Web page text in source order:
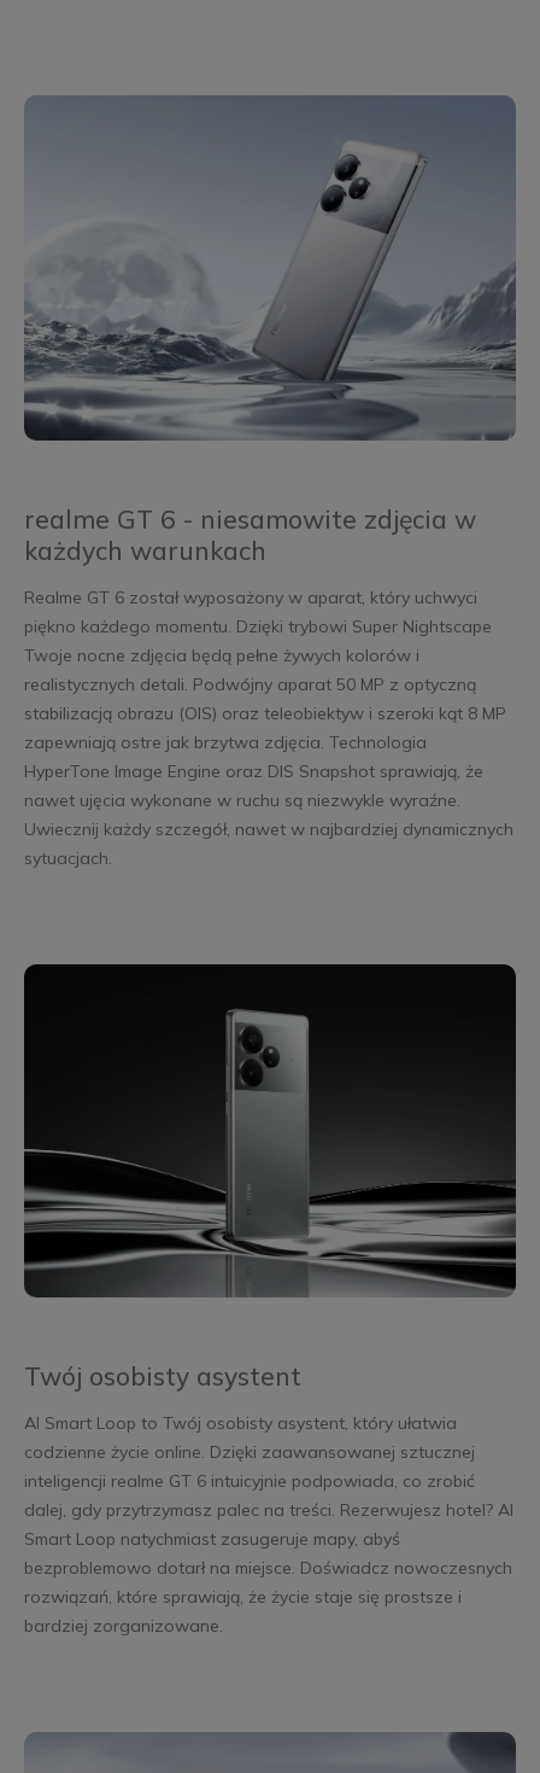
realme GT 6 - niesamowite zdjęcia w
każdych warunkach
Realme GT 6 został wyposażony w aparat, który uchwyci
piękno każdego momentu. Dzięki trybowi Super Nightscape
Twoje nocne zdjęcia będą pełne żywych kolorów i
realistycznych detali. Podwójny aparat 50 MP z optyczną
stabilizacją obrazu (OIS) oraz teleobiektyw i szeroki kąt 8 MP
zapewniają ostre jak brzytwa zdjęcia. Technologia
HyperTone Image Engine oraz DIS Snapshot sprawiają, że
nawet ujęcia wykonane w ruchu są niezwykle wyraźne.
Uwiecznij każdy szczegół, nawet w najbardziej dynamicznych
sytuacjach.
Twój osobisty asystent
AI Smart Loop to Twój osobisty asystent, który ułatwia
codzienne życie online. Dzięki zaawansowanej sztucznej
inteligencji realme GT 6 intuicyjnie podpowiada, co zrobić
dalej, gdy przytrzymasz palec na treści. Rezerwujesz hotel? AI
Smart Loop natychmiast zasugeruje mapy, abyś
bezproblemowo dotarł na miejsce. Doświadcz nowoczesnych
rozwiązań, które sprawiają, że życie staje się prostsze i
bardziej zorganizowane.